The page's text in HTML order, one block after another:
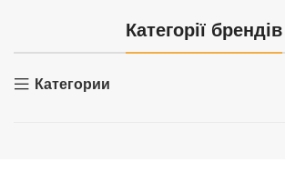
Категорії брендів
Категории